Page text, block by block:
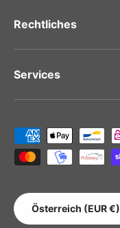
Rechtliches
Services
Zahlungsmethoden
LAND/REGION
Österreich (EUR €)